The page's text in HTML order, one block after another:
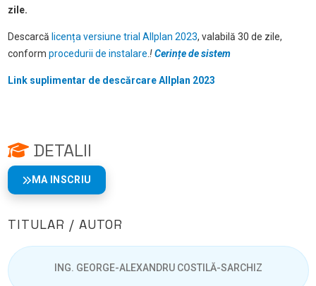
zile.
Descarcă licența versiune trial Allplan 2023, valabilă 30 de zile,
conform procedurii de instalare !Cerințe de sistem
Link suplimentar de descărcare Allplan 2023
DETALII
MA INSCRIU
TITULAR / AUTOR
ING. GEORGE-ALEXANDRU COSTILĂ-SARCHIZ